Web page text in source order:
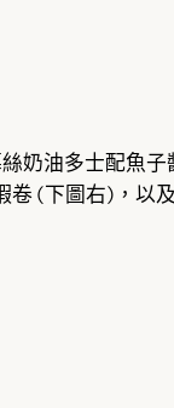
奶油多士配魚
(下圖右)，以